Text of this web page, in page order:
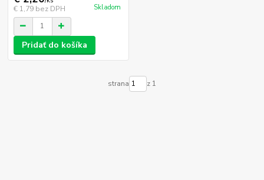
€ 1,79 bez DPH Skladom
Pridať do košíka
strana z 1